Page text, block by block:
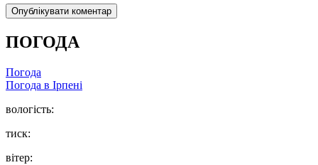
ПОГОДА
Погода
Погода в Ірпені
вологість:
тиск:
вітер: